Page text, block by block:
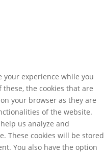
your experience while you
the cookies that are
your browser as they are
of the website.
us analyze and
These cookies will be stored
You also have the option